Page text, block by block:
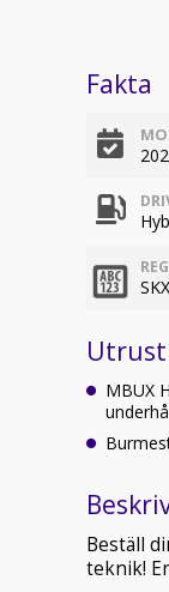
Fakta
MBUX
Beställ
teknik!